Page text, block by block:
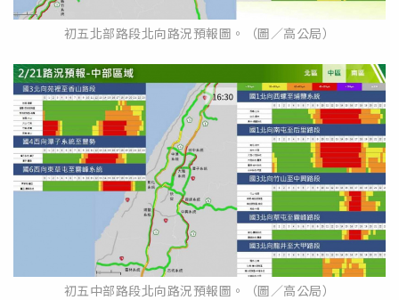
初五北部路段北向路況預報圖。（圖／高公局）
初五中部路段北向路況預報圖。（圖／高公局）